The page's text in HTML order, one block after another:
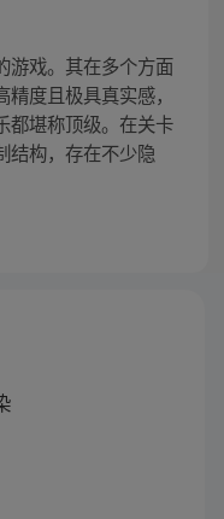
游戏。其在多个方面
度且极具真实感，
都堪称顶级。在关卡
结构，存在不少隐